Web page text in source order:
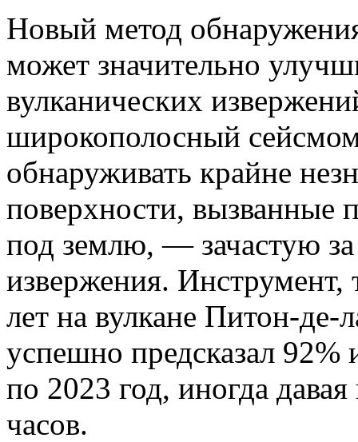
Новый метод
может значительно
вулканических
широкополосный
обнаруживать крайне
поверхности, вызванные
под землю, — зачастую за
извержения. Инструмент,
лет на вулкане Питон-
успешно предсказал 92%
по 2023 год, иногда
часов.